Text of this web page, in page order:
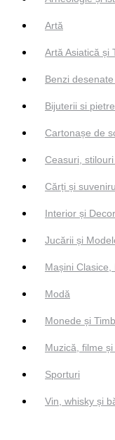
Artă
Artă Asiatică și
Benzi
Bijuterii si
Cartonașe de
Ceasuri,
Cărți și
Interior și
Jucării și
Mașini
Modă
Monede și
Muzică, filme
Sporturi
Vin, whisky și